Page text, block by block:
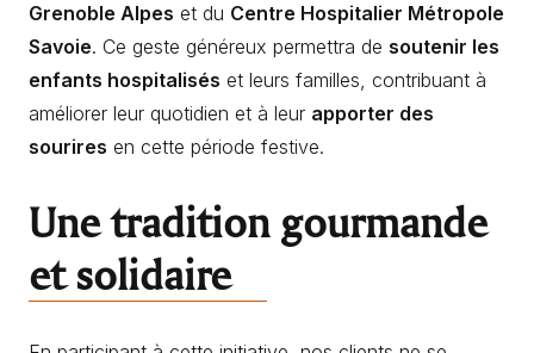
Grenoble Alpes et du Centre Hospitalier Métropole
Savoie. Ce geste généreux permettra de soutenir les
enfants hospitalisés et leurs familles, contribuant à
améliorer leur quotidien et à leur apporter des
sourires en cette période festive.
Une tradition gourmande
et solidaire